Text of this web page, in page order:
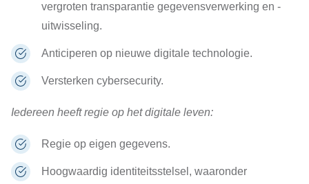
vergroten transparantie gegevensverwerking en -
uitwisseling.
Anticiperen op nieuwe digitale technologie.
Versterken cybersecurity.
Iedereen heeft regie op het digitale leven:
Regie op eigen gegevens.
Hoogwaardig identiteitsstelsel, waaronder